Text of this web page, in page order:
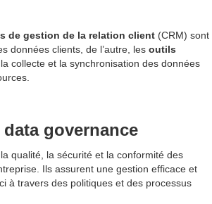
de gestion de la relation client (CRM) sont
données clients, de l’autre, les outils
collecte et la synchronisation des données
governance
qualité, la sécurité et la conformité des
Ils assurent une gestion efficace et
à travers des politiques et des processus